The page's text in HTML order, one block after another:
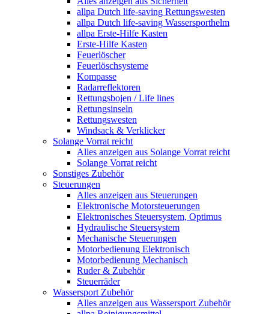
allpa Dutch life-saving Rettungswesten
allpa Dutch life-saving Wassersporthelm
allpa Erste-Hilfe Kasten
Erste-Hilfe Kasten
Feuerlöscher
Feuerlöschsysteme
Kompasse
Radarreflektoren
Rettungsbojen / Life lines
Rettungsinseln
Rettungswesten
Windsack & Verklicker
Solange Vorrat reicht
Alles anzeigen aus Solange Vorrat reicht
Solange Vorrat reicht
Sonstiges Zubehör
Steuerungen
Alles anzeigen aus Steuerungen
Elektronische Motorsteuerungen
Elektronisches Steuersystem, Optimus
Hydraulische Steuersystem
Mechanische Steuerungen
Motorbedienung Elektronisch
Motorbedienung Mechanisch
Ruder & Zubehör
Steuerräder
Wassersport Zubehör
Alles anzeigen aus Wassersport Zubehör